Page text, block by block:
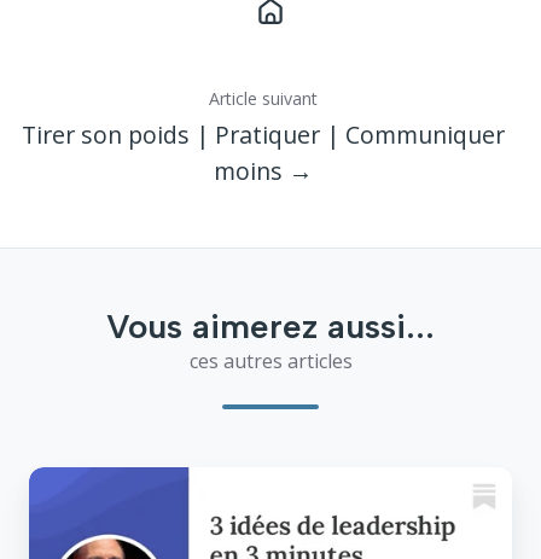
Article suivant
Tirer son poids | Pratiquer | Communiquer
moins →
Vous aimerez aussi...
ces autres articles
Spécial